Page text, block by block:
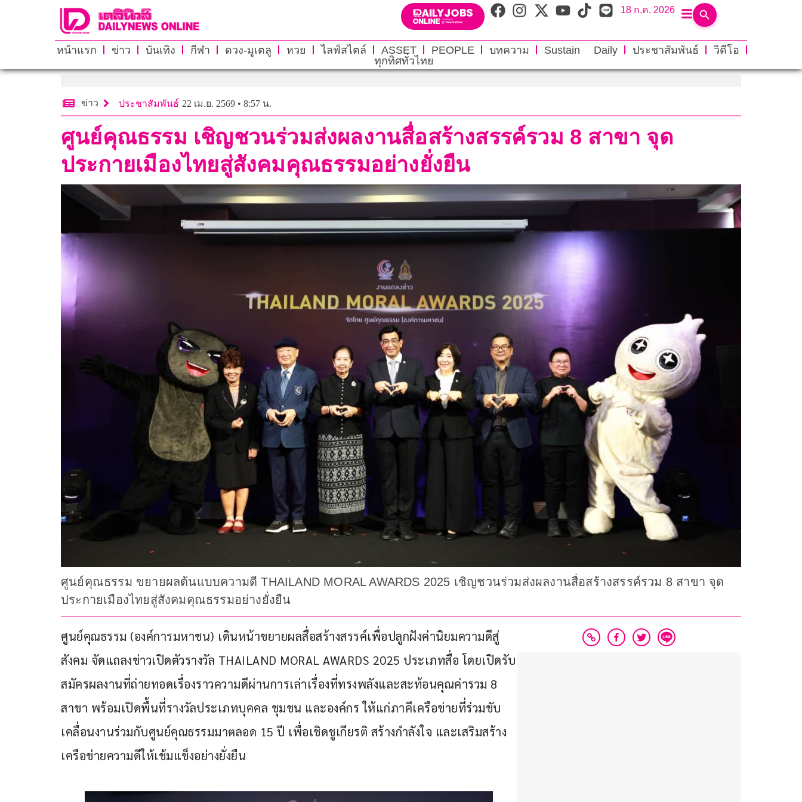
18 ก.ค. 2026
หน้าแรก ข่าว บันเทิง กีฬา ดวง-มูเตลู หวย ไลฟ์สไตล์ ASSET PEOPLE บทความ Sustain Daily ประชาสัมพันธ์
วิดีโอ
ทุกทิศทั่วไทย
ข่าว ประชาสัมพันธ์ 22 เม.ย. 2569 • 8:57 น.
ศูนย์คุณธรรม เชิญชวนร่วมส่งผลงานสื่อสร้างสรรค์รวม 8 สาขา จุด
ประกายเมืองไทยสู่สังคมคุณธรรมอย่างยั่งยืน
ศูนย์คุณธรรม ขยายผลต้นแบบความดี THAILAND MORAL AWARDS 2025 เชิญชวนร่วมส่งผลงานสื่อสร้างสรรค์รวม 8 สาขา จุด
ประกายเมืองไทยสู่สังคมคุณธรรมอย่างยั่งยืน
ศูนย์คุณธรรม (องค์การมหาชน) เดินหน้าขยายผลสื่อสร้างสรรค์เพื่อปลูกฝังค่านิยมความดีสู่
สังคม จัดแถลงข่าวเปิดตัวรางวัล THAILAND MORAL AWARDS 2025 ประเภทสื่อ โดยเปิดรับ
สมัครผลงานที่ถ่ายทอดเรื่องราวความดีผ่านการเล่าเรื่องที่ทรงพลังและสะท้อนคุณค่ารวม 8
สาขา พร้อมเปิดพื้นที่รางวัลประเภทบุคคล ชุมชน และองค์กร ให้แก่ภาคีเครือข่ายที่ร่วมขับ
เคลื่อนงานร่วมกับศูนย์คุณธรรมมาตลอด 15 ปี เพื่อเชิดชูเกียรติ สร้างกำลังใจ และเสริมสร้าง
เครือข่ายความดีให้เข้มแข็งอย่างยั่งยืน